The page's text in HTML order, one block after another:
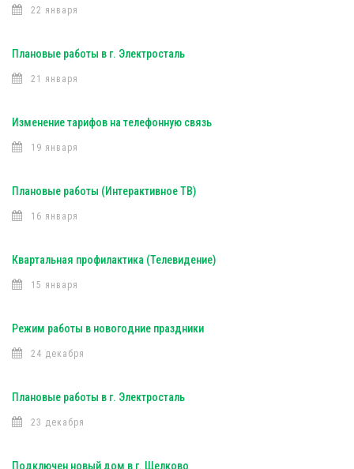
22 января
Плановые работы в г. Электросталь
21 января
Изменение тарифов на телефонную связь
19 января
Плановые работы (Интерактивное ТВ)
16 января
Квартальная профилактика (Телевидение)
15 января
Режим работы в новогодние праздники
24 декабря
Плановые работы в г. Электросталь
23 декабря
Подключен новый дом в г. Щелково